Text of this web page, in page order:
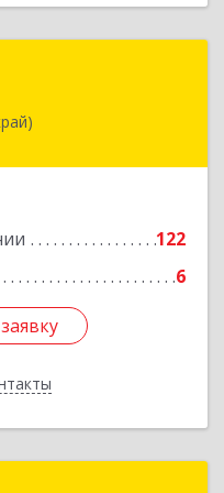
122
6
Железногорск г,